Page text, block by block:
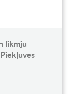
likmju